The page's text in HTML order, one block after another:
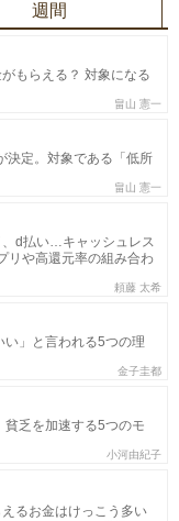
週間
もらえる？ 対象になる
畠山 憲一
決定。対象である「低所
畠山 憲一
d払い…キャッシュレス
リや高還元率の組み合わ
頼藤 太希
い」と言われる5つの理
金子圭都
乏を加速する5つのモ
小河由紀子
るお金はけっこう多い